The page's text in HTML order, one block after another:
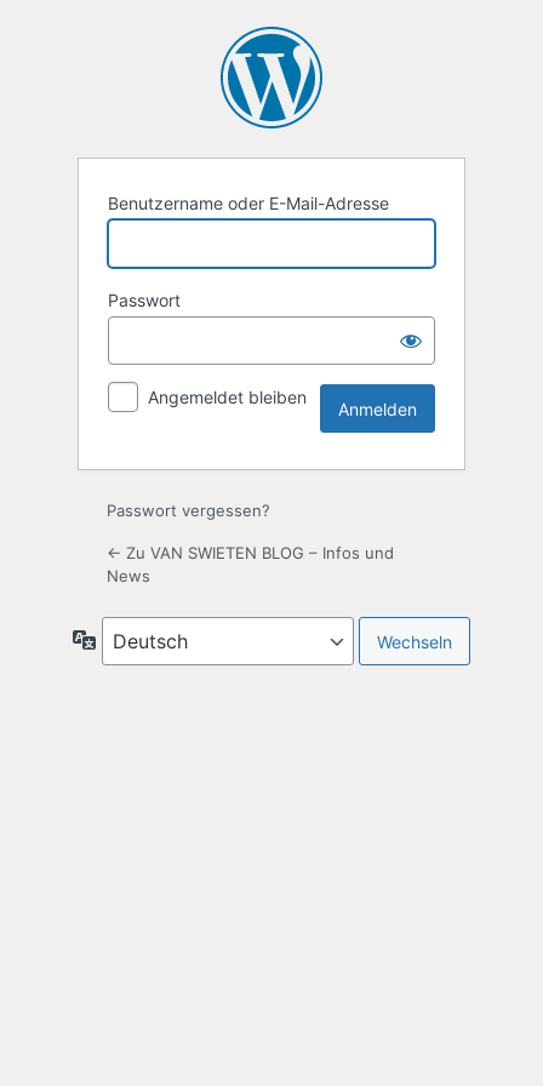
Benutzername oder E-Mail-Adresse
Passwort
Angemeldet bleiben
Passwort vergessen?
← Zu VAN SWIETEN BLOG – Infos und
News
Sprache